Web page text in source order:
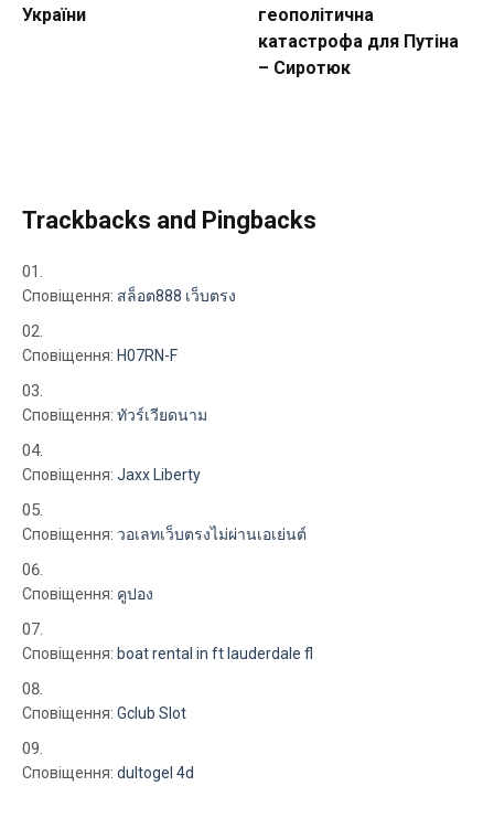
України
геополітична
катастрофа для Путіна
– Сиротюк
Trackbacks and Pingbacks
Сповіщення: สล็อต888 เว็บตรง
Сповіщення: H07RN-F
Сповіщення: ทัวร์เวียดนาม
Сповіщення: Jaxx Liberty
Сповіщення: วอเลทเว็บตรงไม่ผ่านเอเย่นต์
Сповіщення: คูปอง
Сповіщення: boat rental in ft lauderdale fl
Сповіщення: Gclub Slot
Сповіщення: dultogel 4d